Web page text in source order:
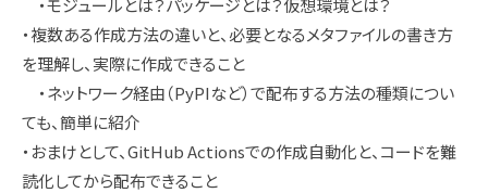
・モジュールとは？パッケージとは？仮想環境とは？
・複数ある作成方法の違いと、必要となるメタファイルの書き方
を理解し、実際に作成できること
・ネットワーク経由（PyPIなど）で配布する方法の種類につい
ても、簡単に紹介
・おまけとして、GitHub Actionsでの作成自動化と、コードを難
読化してから配布できること